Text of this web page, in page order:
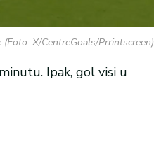
(Foto: X/CentreGoals/Prrintscreen)
Ipak, gol visi u